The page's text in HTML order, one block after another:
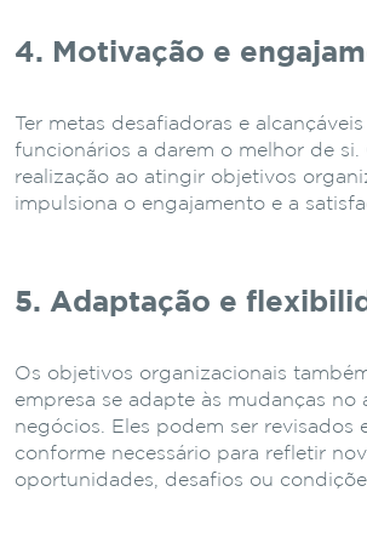
4. Motivação e
Ter metas desafiadoras e
funcionários a darem o melhor de si.
realização ao atingir objetivos
impulsiona o engajamento e a
5. Adaptação e
Os objetivos organizacionais
empresa se adapte às mudanças no
negócios. Eles podem ser revisados
conforme necessário para refletir
oportunidades, desafios ou